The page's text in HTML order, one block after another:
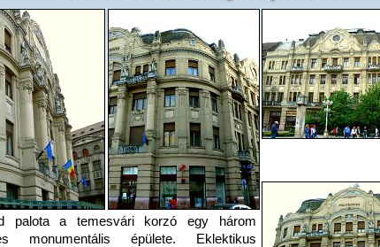
palota a temesvári korzó egy három
monumentális épülete. Eklektikus